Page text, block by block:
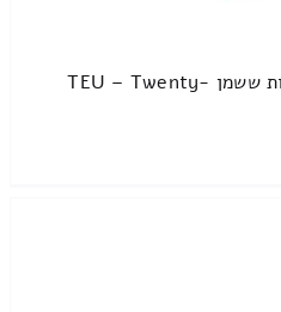
נפח של מכולה נמדד ביחידות ששמן TEU – Twenty-